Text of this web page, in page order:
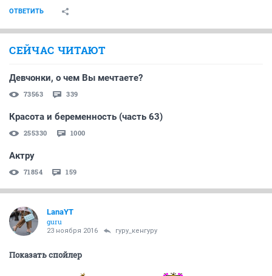
ОТВЕТИТЬ
СЕЙЧАС ЧИТАЮТ
Девчонки, о чем Вы мечтаете?
73563 339
Красота и беременность (часть 63)
255330 1000
Актру
71854 159
LanaYT
guru
23 ноября 2016 гуру_кенгуру
Показать спойлер